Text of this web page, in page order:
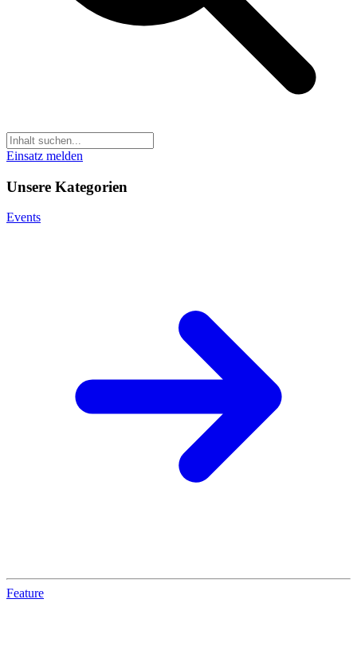
Einsatz melden
Unsere Kategorien
Events
Feature